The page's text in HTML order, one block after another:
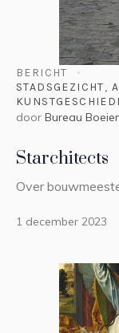
BERICHT
STADSGEZICHT,
door Bureau
Starchitects
Over
1 december 2023